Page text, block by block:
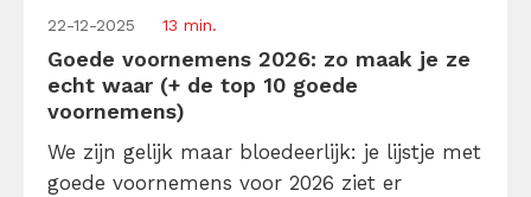
22-12-2025 13 min.
Goede voornemens 2026: zo maak je ze
echt waar (+ de top 10 goede
voornemens)
We zijn gelijk maar bloedeerlijk: je lijstje met
goede voornemens voor 2026 ziet er